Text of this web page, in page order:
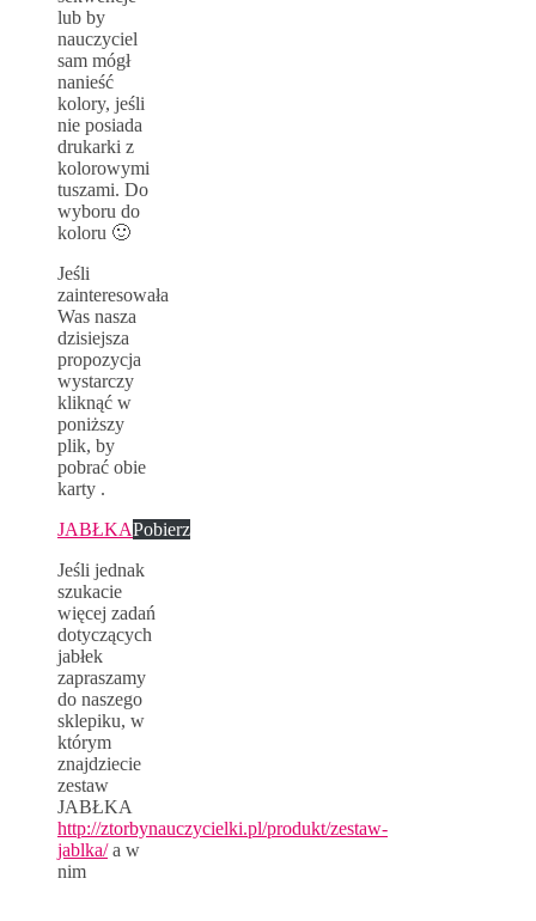
lub by
nauczyciel
sam mógł
nanieść
kolory, jeśli
nie posiada
drukarki z
kolorowymi
tuszami. Do
wyboru do
koloru 🙂
Jeśli
zainteresowała
Was nasza
dzisiejsza
propozycja
wystarczy
kliknąć w
poniższy
plik, by
pobrać obie
karty .
JABŁKAPobierz
Jeśli jednak
szukacie
więcej zadań
dotyczących
jabłek
zapraszamy
do naszego
sklepiku, w
którym
znajdziecie
zestaw
JABŁKA
http://ztorbynauczycielki.pl/produkt/zestaw-
jablka/a w
nim